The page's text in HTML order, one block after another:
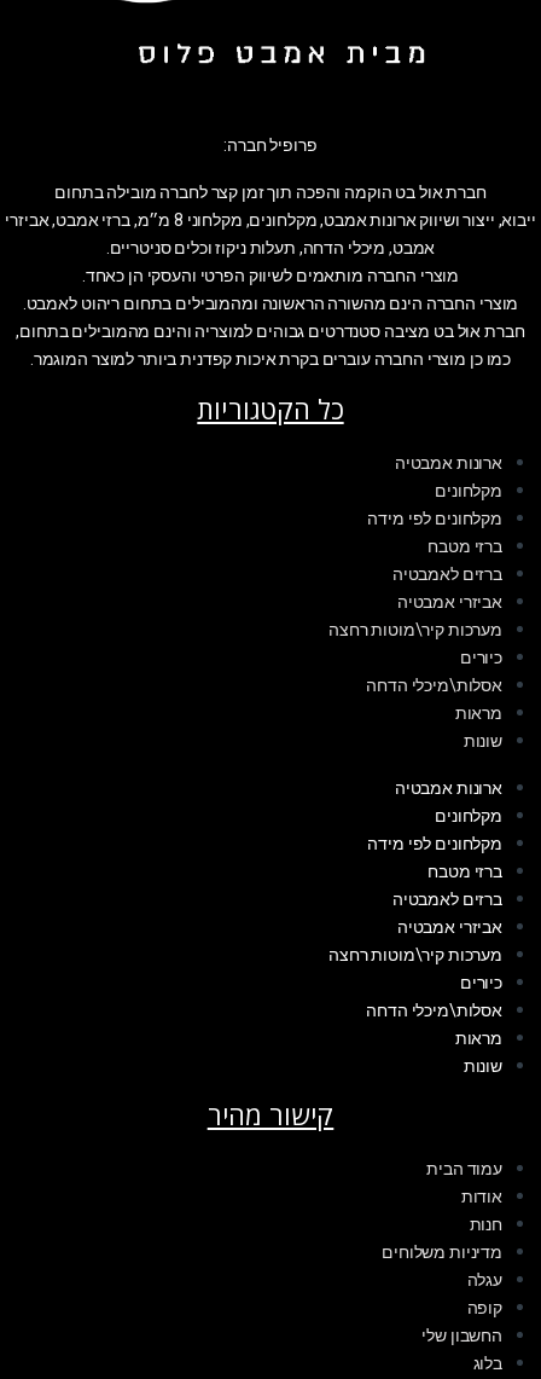
פרופיל חברה:
חברת אול בט הוקמה והפכה תוך זמן קצר לחברה מובילה בתחום
ייבוא, ייצור ושיווק ארונות אמבט, מקלחונים, מקלחוני 8 מ״מ, ברזי אמבט, אביזרי
אמבט, מיכלי הדחה, תעלות ניקוז וכלים סניטריים.
מוצרי החברה מותאמים לשיווק הפרטי והעסקי הן כאחד.
מוצרי החברה הינם מהשורה הראשונה ומהמובילים בתחום ריהוט לאמבט.
חברת אול בט מציבה סטנדרטים גבוהים למוצריה והינם מהמובילים בתחום,
כמו כן מוצרי החברה עוברים בקרת איכות קפדנית ביותר למוצר המוגמר.
כל הקטגוריות
ארונות אמבטיה
מקלחונים
מקלחונים לפי מידה
ברזי מטבח
ברזים לאמבטיה
אביזרי אמבטיה
מערכות קיר\מוטות רחצה
כיורים
אסלות\מיכלי הדחה
מראות
שונות
ארונות אמבטיה
מקלחונים
מקלחונים לפי מידה
ברזי מטבח
ברזים לאמבטיה
אביזרי אמבטיה
מערכות קיר\מוטות רחצה
כיורים
אסלות\מיכלי הדחה
מראות
שונות
קישור מהיר
עמוד הבית
אודות
חנות
מדיניות משלוחים
עגלה
קופה
החשבון שלי
בלוג